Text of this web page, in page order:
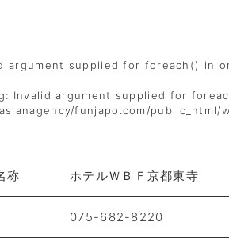
argument supplied for foreach() in
: Invalid argument supplied for
funjapo.com/
称 ホテルＷＢＦ京都東寺
075-682-8220